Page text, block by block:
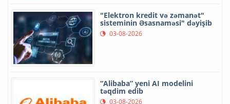
"Elektron kredit və zəmanət"
sisteminin Əsasnaməsi" dəyişib
03-08-2026
“Alibaba” yeni AI modelini
təqdim edib
03-08-2026